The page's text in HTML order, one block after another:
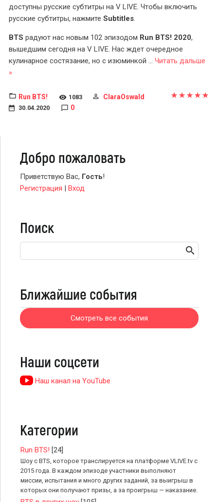
доступны русские субтитры на V LIVE. Чтобы включить
русские субтитры, нажмите Subtitles.
BTS радуют нас новым 102 эпизодом Run BTS! 2020,
вышедшим сегодня на V LIVE. Нас ждет очередное
кулинарное состязание, но с изюминкой ... Читать дальше
»
Run BTS! 1083 ClaraOswald
30.04.2020 0
Добро пожаловать
Приветствую Вас, Гость!
Регистрация | Вход
Поиск
Ближайшие события
Смотреть все события
Наши соцсети
Наш канал на YouTube
Категории
Run BTS! [24]
Шоу с BTS, которое транслируется на платформе VLIVE.tv с
2015 года. В каждом эпизоде участники выполняют
миссии, испытания и много других заданий, за выигрыш в
которых они получают призы, а за проигрыш — наказание.